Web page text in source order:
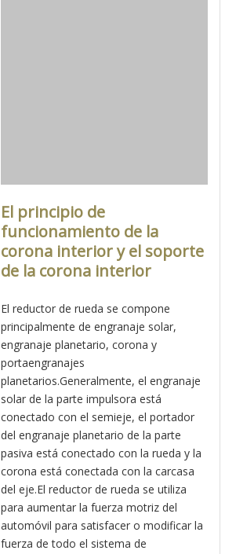
El principio de
funcionamiento de la
corona interior y el soporte
de la corona interior
El reductor de rueda se compone
principalmente de engranaje solar,
engranaje planetario, corona y
portaengranajes
planetarios.Generalmente, el engranaje
solar de la parte impulsora está
conectado con el semieje, el portador
del engranaje planetario de la parte
pasiva está conectado con la rueda y la
corona está conectada con la carcasa
del eje.El reductor de rueda se utiliza
para aumentar la fuerza motriz del
automóvil para satisfacer o modificar la
fuerza de todo el sistema de